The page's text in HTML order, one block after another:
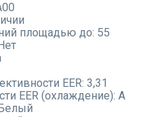
площадью до: 55
Нет
EER: 3,31
EER (охлаждение): A
Белый